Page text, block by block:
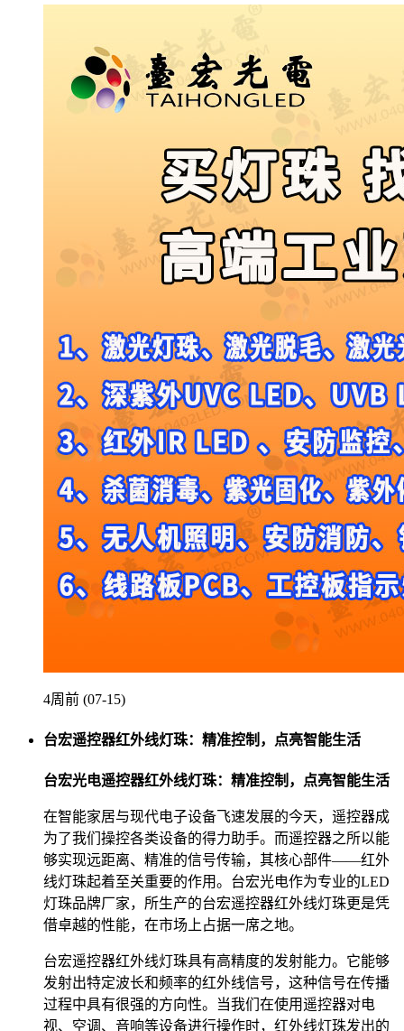
4周前 (07-15)
台宏遥控器红外线灯珠：精准控制，点亮智能生活
台宏光电遥控器红外线灯珠：精准控制，点亮智能生活
在智能家居与现代电子设备飞速发展的今天，遥控器成
为了我们操控各类设备的得力助手。而遥控器之所以能
够实现远距离、精准的信号传输，其核心部件——红外
线灯珠起着至关重要的作用。台宏光电作为专业的LED
灯珠品牌厂家，所生产的台宏遥控器红外线灯珠更是凭
借卓越的性能，在市场上占据一席之地。
台宏遥控器红外线灯珠具有高精度的发射能力。它能够
发射出特定波长和频率的红外线信号，这种信号在传播
过程中具有很强的方向性。当我们在使用遥控器对电
视、空调、音响等设备进行操作时，红外线灯珠发出的